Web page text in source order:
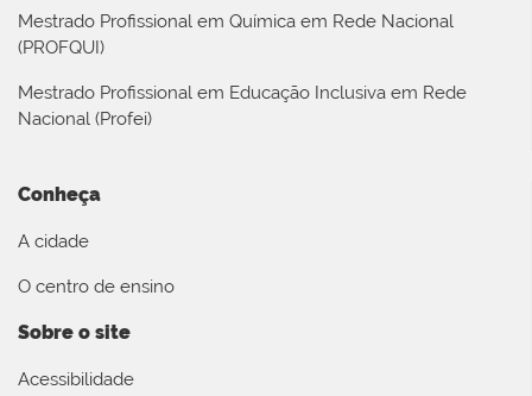
Mestrado Profissional em Química em Rede Nacional
(PROFQUI)
Mestrado Profissional em Educação Inclusiva em Rede
Nacional (Profei)
Conheça
A cidade
O centro de ensino
Sobre o site
Acessibilidade